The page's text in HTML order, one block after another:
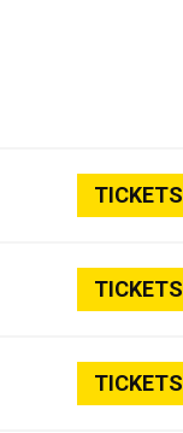
TICKETS
TICKETS
TICKETS